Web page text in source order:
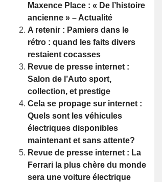
Maxence Place : « De l’histoire
ancienne » – Actualité
A retenir : Pamiers dans le
rétro : quand les faits divers
restaient cocasses
Revue de presse internet :
Salon de l’Auto sport,
collection, et prestige
Cela se propage sur internet :
Quels sont les véhicules
électriques disponibles
maintenant et sans attente?
Revue de presse internet : La
Ferrari la plus chère du monde
sera une voiture électrique